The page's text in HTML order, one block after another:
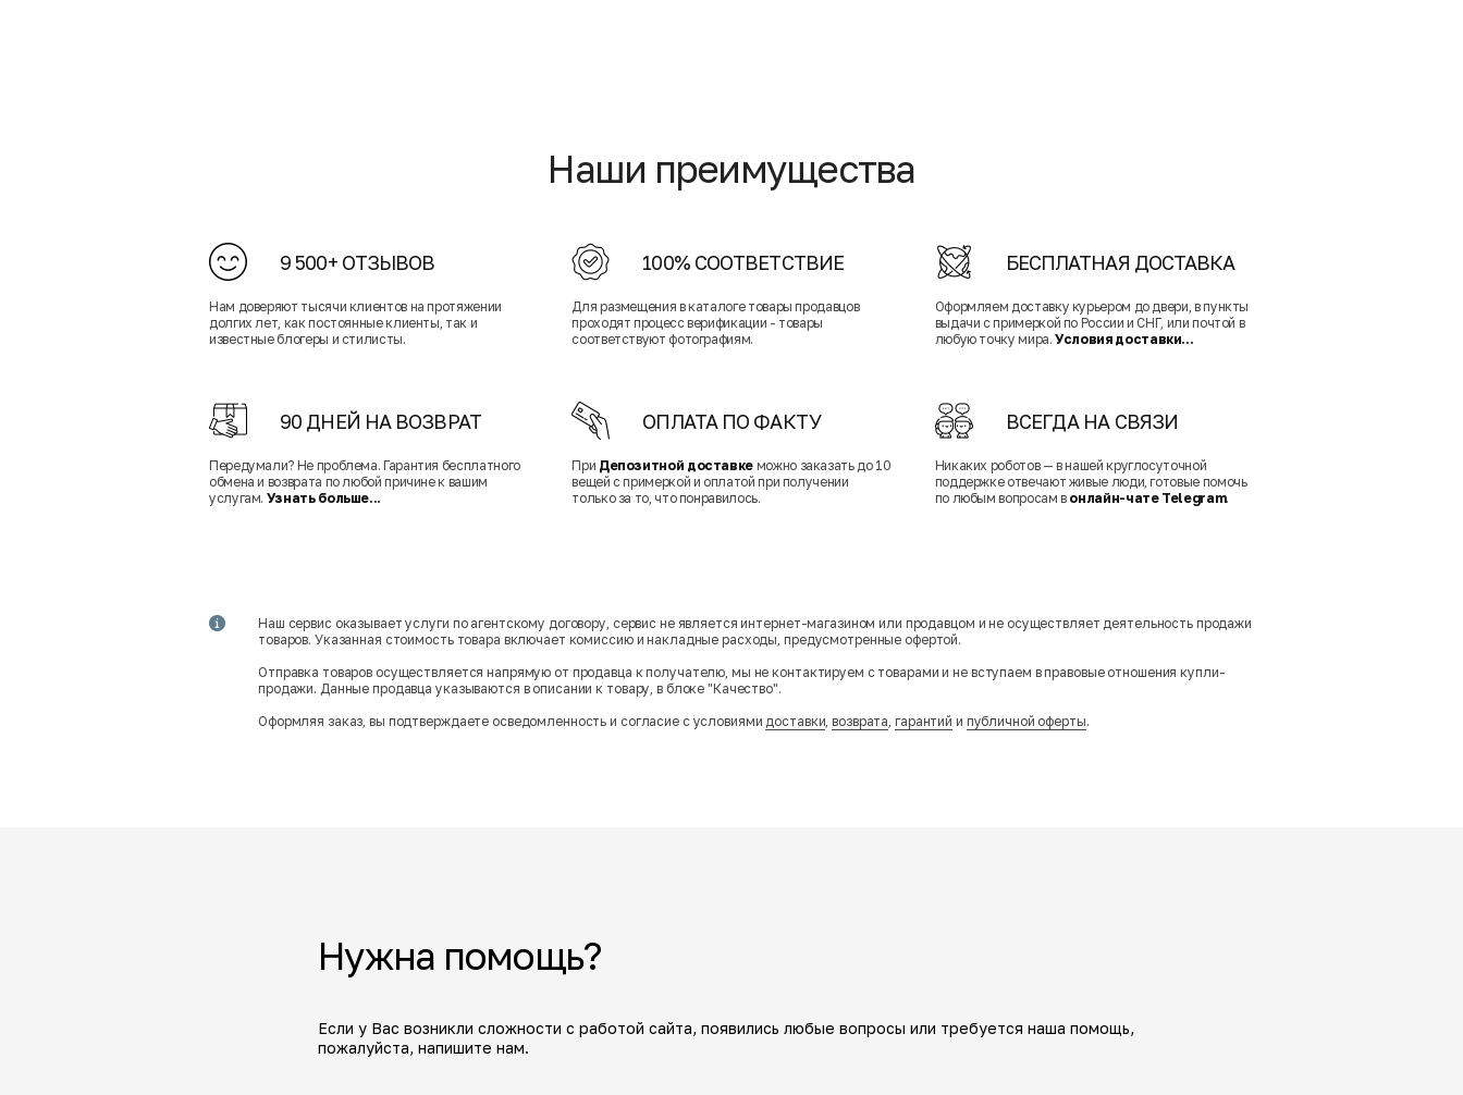
Наши преимущества
9 500+ ОТЗЫВОВ
Нам доверяют тысячи клиентов на протяжении
долгих лет, как постоянные клиенты, так и
известные блогеры и стилисты.
100% СООТВЕТСТВИЕ
Для размещения в каталоге товары продавцов
проходят процесс верификации - товары
соответствуют фотографиям.
БЕСПЛАТНАЯ ДОСТАВКА
Оформляем доставку курьером до двери, в пункты
выдачи с примеркой по России и СНГ, или почтой в
любую точку мира.Условия доставки...
90 ДНЕЙ НА ВОЗВРАТ
Передумали? Не проблема. Гарантия бесплатного
обмена и возврата по любой причине к вашим
услугам. Узнать больше...
ОПЛАТА ПО ФАКТУ
При Депозитной доставке можно заказать до 10
вещей с примеркой и оплатой при получении
только за то, что понравилось.
ВСЕГДА НА СВЯЗИ
Никаких роботов — в нашей круглосуточной
поддержке отвечают живые люди, готовые помочь
по любым вопросам в онлайн-чате Telegram.
Наш сервис оказывает услуги по агентскому договору, сервис не является интернет-магазином или продавцом и не осуществляет деятельность продажи
товаров. Указанная стоимость товара включает комиссию и накладные расходы, предусмотренные офертой.
Отправка товаров осуществляется напрямую от продавца к получателю, мы не контактируем с товарами и не вступаем в правовые отношения купли-
продажи. Данные продавца указываются в описании к товару, в блоке "Качество".
Оформляя заказ, вы подтверждаете осведомленность и согласие с условиями доставки ,возврата гарантий и публичной оферты.
Нужна помощь?
Если у Вас возникли сложности с работой сайта, появились любые вопросы или требуется наша помощь,
пожалуйста, напишите нам.